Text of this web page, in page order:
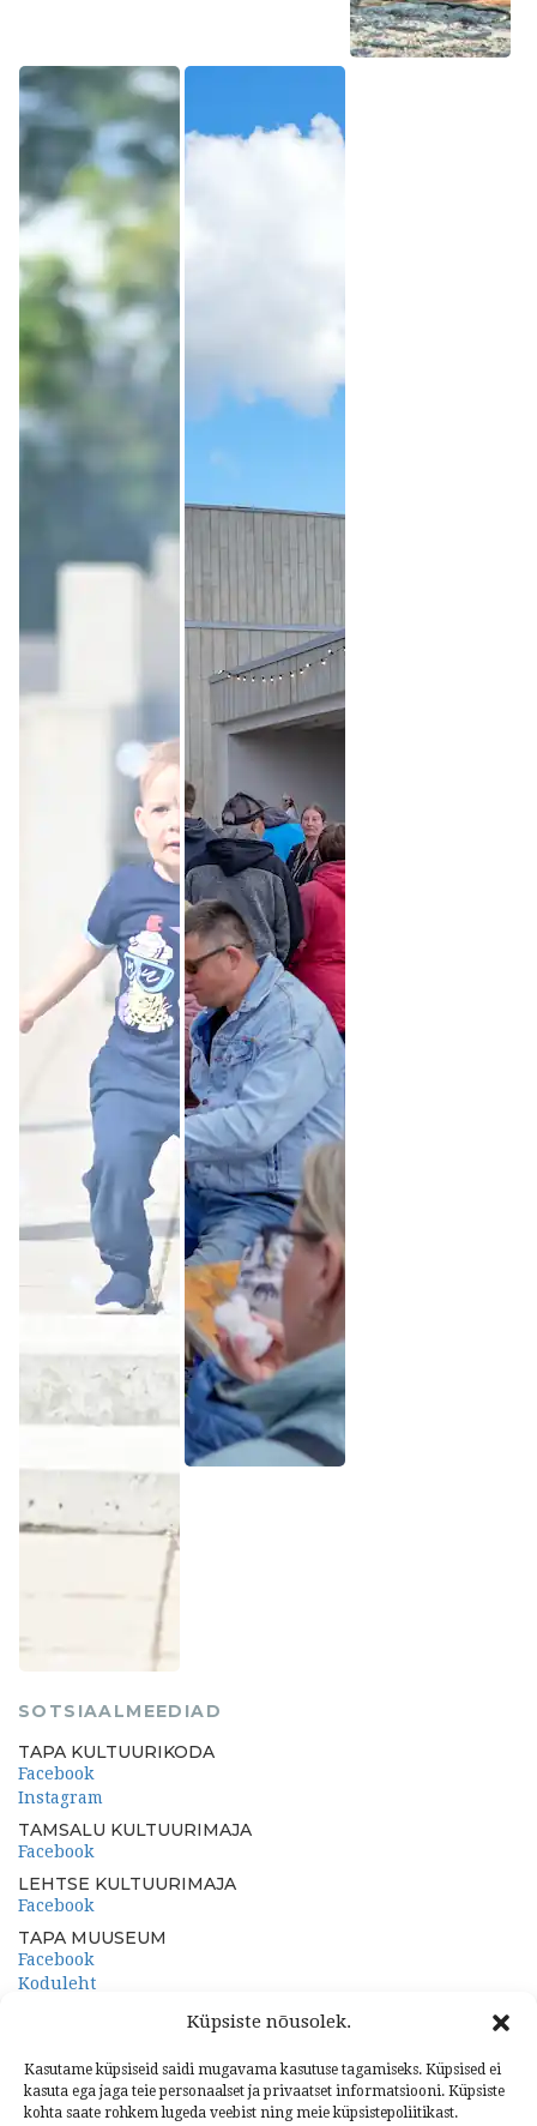
Küpsiste nõusolek.
Kasutame küpsiseid saidi mugavama kasutuse tagamiseks. Küpsised ei
kasuta ega jaga teie personaalset ja privaatset informatsiooni. Küpsiste
kohta saate rohkem lugeda veebist ning meie küpsistepoliitikast.
SOTSIAALMEEDIAD
TAPA KULTUURIKODA
Facebook
Instagram
TAMSALU KULTUURIMAJA
Facebook
LEHTSE KULTUURIMAJA
Facebook
TAPA MUUSEUM
Facebook
Koduleht
PORKUNI PAEMUUSEUM
Koduleht